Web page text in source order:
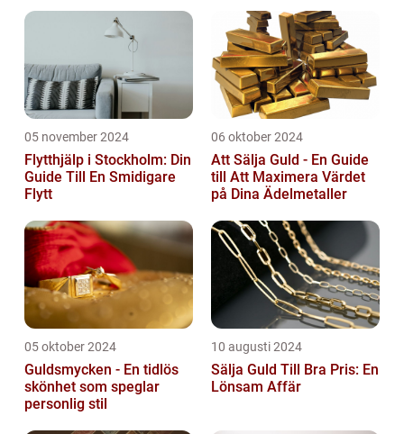
05 november 2024
Flytthjälp i Stockholm: Din
Guide Till En Smidigare
Flytt
06 oktober 2024
Att Sälja Guld - En Guide
till Att Maximera Värdet
på Dina Ädelmetaller
05 oktober 2024
Guldsmycken - En tidlös
skönhet som speglar
personlig stil
10 augusti 2024
Sälja Guld Till Bra Pris: En
Lönsam Affär